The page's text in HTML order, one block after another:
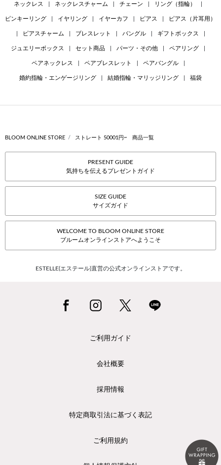
ネックレス ネックレスチャーム チェーン リング（指輪）
ピンキーリング イヤリング イヤーカフ ピアス ピアス（片耳用）
ピアスチャーム ブレスレット バングル ギフトボックス
ジュエリーボックス セット商品 パーツ・その他 ペアリング
ペアネックレス ペアブレスレット ペアバングル
婚約指輪・エンゲージリング 結婚指輪・マリッジリング 福袋
BLOOM ONLINE STORE ストレート 50001円~ 商品一覧
PRESENT GUIDE
気持ちを伝えるプレゼントガイド
SIZE GUIDE
サイズガイド
WELCOME TO BLOOM ONLINE STORE
ブルームオンラインストアへようこそ
ESTELLE(エステール)直営の公式オンラインストアです。
ご利用ガイド
会社概要
採用情報
特定商取引法に基づく表記
ご利用規約